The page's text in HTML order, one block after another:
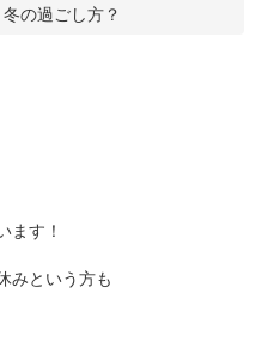
冬の過ごし方？
ます！
みという方も